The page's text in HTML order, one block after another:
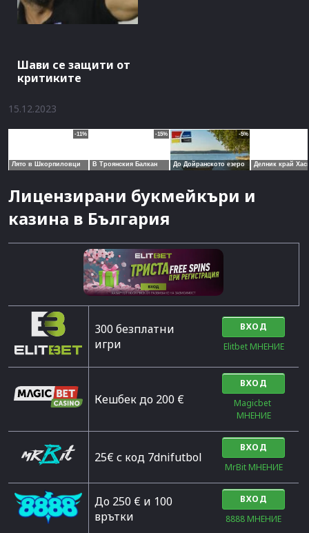
Шави се защити от
критиките
15.12.2023
Лицензирани букмейкъри и
казина в България
300 безплатни
игри
ВХОД
Elitbet МНЕНИЕ
Кешбек до 200 €
ВХОД
Magicbet
МНЕНИЕ
25€ с код 7dnifutbol
ВХОД
MrBit МНЕНИЕ
До 250 € и 100
врътки
ВХОД
8888 МНЕНИЕ